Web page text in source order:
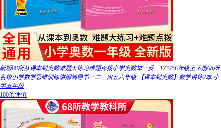
新版68所从课本到奥数难题大练习难题点拨小学奥数举一反三123456年级上下册68所
名校小学数学思维训练讲解辅导书一二三四五六年级 【课本到奥数】数学讲练2本 小
学五年级
100条评价